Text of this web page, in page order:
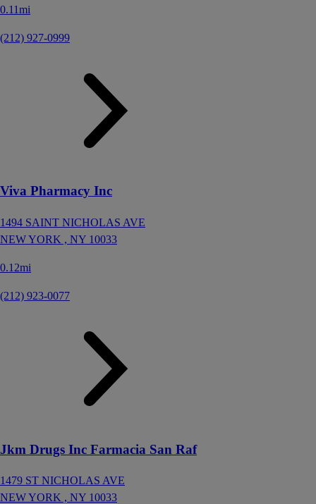
0.11mi
(212) 927-0999
Viva Pharmacy Inc
1494 SAINT NICHOLAS AVE
NEW YORK , NY 10033
0.12mi
(212) 923-0077
Jkm Drugs Inc Farmacia San Raf
1479 ST NICHOLAS AVE
NEW YORK , NY 10033